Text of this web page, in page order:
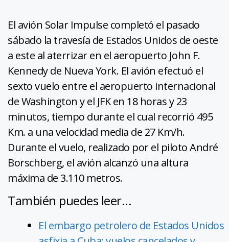
El avión Solar Impulse completó el pasado
sábado la travesía de Estados Unidos de oeste
a este al aterrizar en el aeropuerto John F.
Kennedy de Nueva York. El avión efectuó el
sexto vuelo entre el aeropuerto internacional
de Washington y el JFK en 18 horas y 23
minutos, tiempo durante el cual recorrió 495
Km. a una velocidad media de 27 Km/h.
Durante el vuelo, realizado por el piloto André
Borschberg, el avión alcanzó una altura
máxima de 3.110 metros.
También puedes leer...
El embargo petrolero de Estados Unidos